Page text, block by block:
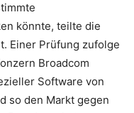
könnte, teilte die
Einer Prüfung zufolge
Broadcom
Software von
so den Markt gegen